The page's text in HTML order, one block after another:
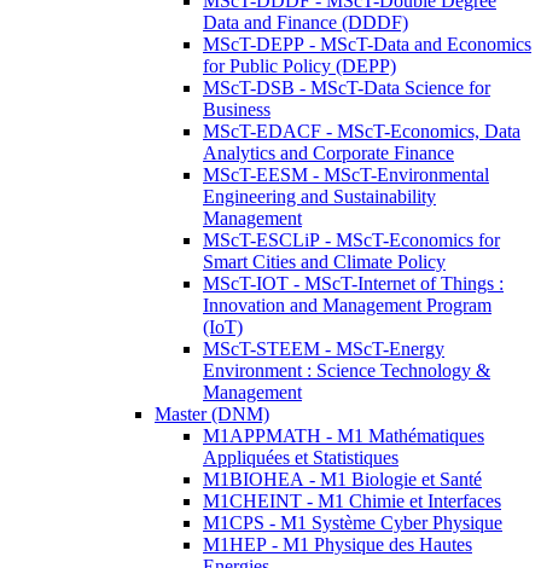
Data and Finance (DDDF)
MScT-DEPP - MScT-Data and Economics
for Public Policy (DEPP)
MScT-DSB - MScT-Data Science for
Business
MScT-EDACF - MScT-Economics, Data
Analytics and Corporate Finance
MScT-EESM - MScT-Environmental
Engineering and Sustainability
Management
MScT-ESCLiP - MScT-Economics for
Smart Cities and Climate Policy
MScT-IOT - MScT-Internet of Things :
Innovation and Management Program
(IoT)
MScT-STEEM - MScT-Energy
Environment : Science Technology &
Management
Master (DNM)
M1APPMATH - M1 Mathématiques
Appliquées et Statistiques
M1BIOHEA - M1 Biologie et Santé
M1CHEINT - M1 Chimie et Interfaces
M1CPS - M1 Système Cyber Physique
M1HEP - M1 Physique des Hautes